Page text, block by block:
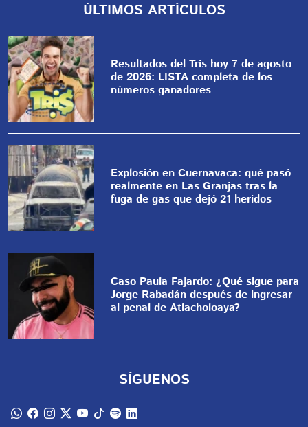
ÚLTIMOS ARTÍCULOS
Resultados del Tris hoy 7 de agosto
de 2026: LISTA completa de los
números ganadores
Explosión en Cuernavaca: qué pasó
realmente en Las Granjas tras la
fuga de gas que dejó 21 heridos
Caso Paula Fajardo: ¿Qué sigue para
Jorge Rabadán después de ingresar
al penal de Atlacholoaya?
SÍGUENOS